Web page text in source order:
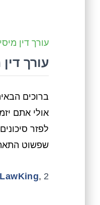
עורך דין
עורך
ברוכים
אולי אתם
לפזר
שפשוט
LawKing, 2 חודשים